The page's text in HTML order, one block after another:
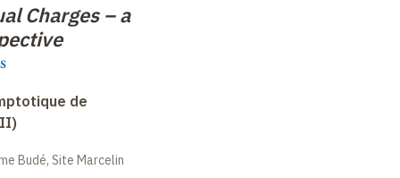
Charges – a
de
Budé, Site Marcelin